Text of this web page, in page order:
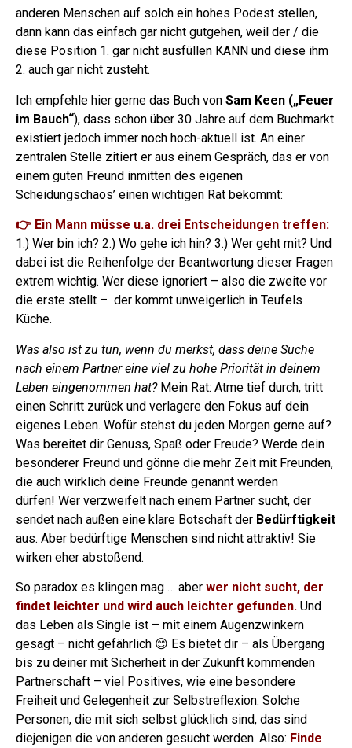
anderen Menschen auf solch ein hohes Podest stellen,
dann kann das einfach gar nicht gutgehen, weil der / die
diese Position 1. gar nicht ausfüllen KANN und diese ihm
2. auch gar nicht zusteht.
Ich empfehle hier gerne das Buch von Sam Keen („Feuer
im Bauch“), dass schon über 30 Jahre auf dem Buchmarkt
existiert jedoch immer noch hoch-aktuell ist. An einer
zentralen Stelle zitiert er aus einem Gespräch, das er von
einem guten Freund inmitten des eigenen
Scheidungschaos’ einen wichtigen Rat bekommt:
👉 Ein Mann müsse u.a. drei Entscheidungen treffen:
1.) Wer bin ich? 2.) Wo gehe ich hin? 3.) Wer geht mit? Und
dabei ist die Reihenfolge der Beantwortung dieser Fragen
extrem wichtig. Wer diese ignoriert – also die zweite vor
die erste stellt – der kommt unweigerlich in Teufels
Küche.
Was also ist zu tun, wenn du merkst, dass deine Suche
nach einem Partner eine viel zu hohe Priorität in deinem
Leben eingenommen hat? Mein Rat: Atme tief durch, tritt
einen Schritt zurück und verlagere den Fokus auf dein
eigenes Leben. Wofür stehst du jeden Morgen gerne auf?
Was bereitet dir Genuss, Spaß oder Freude? Werde dein
besonderer Freund und gönne die mehr Zeit mit Freunden,
die auch wirklich deine Freunde genannt werden
dürfen! Wer verzweifelt nach einem Partner sucht, der
sendet nach außen eine klare Botschaft der Bedürftigkeit
aus. Aber bedürftige Menschen sind nicht attraktiv! Sie
wirken eher abstoßend.
So paradox es klingen mag … aber wer nicht sucht, der
findet leichter und wird auch leichter gefunden. Und
das Leben als Single ist – mit einem Augenzwinkern
gesagt – nicht gefährlich 😊 Es bietet dir – als Übergang
bis zu deiner mit Sicherheit in der Zukunft kommenden
Partnerschaft – viel Positives, wie eine besondere
Freiheit und Gelegenheit zur Selbstreflexion. Solche
Personen, die mit sich selbst glücklich sind, das sind
diejenigen die von anderen gesucht werden. Also: Finde